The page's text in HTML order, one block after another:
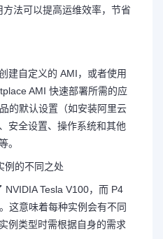
法可以提高运维效率，节省
自定义的 AMI，或者使用
AMI 快速部署所需的应
的默认设置（如安装阿里云
安全设置、操作系统和其他
。
的不同之处
Tesla V100，而 P4
这意味着每种实例会有不同
例类型时需根据自身的需求